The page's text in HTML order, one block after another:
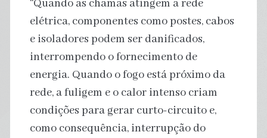
“Quando as chamas atingem a rede
elétrica, componentes como postes, cabos
e isoladores podem ser danificados,
interrompendo o fornecimento de
energia. Quando o fogo está próximo da
rede, a fuligem e o calor intenso criam
condições para gerar curto-circuito e,
como consequência, interrupção do